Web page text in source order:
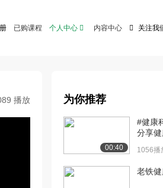
已购课程 个人中心  内容中心  关注我
播放 为你推荐
00:40
#健康
分享健
1056播
老铁